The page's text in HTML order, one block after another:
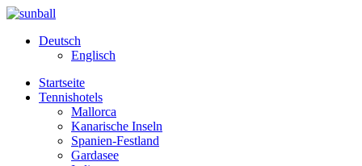
Deutsch
Englisch
Startseite
Tennishotels
Mallorca
Kanarische Inseln
Spanien-Festland
Gardasee